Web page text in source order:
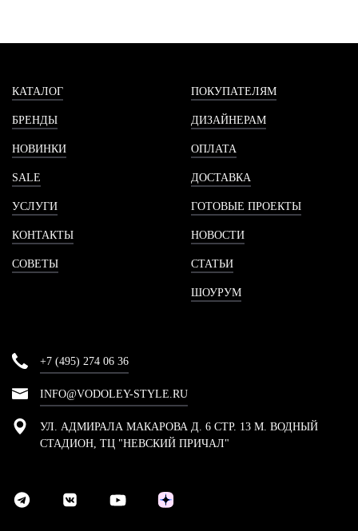
КАТАЛОГ
БРЕНДЫ
НОВИНКИ
SALE
УСЛУГИ
КОНТАКТЫ
СОВЕТЫ
ПОКУПАТЕЛЯМ
ДИЗАЙНЕРАМ
ОПЛАТА
ДОСТАВКА
ГОТОВЫЕ ПРОЕКТЫ
НОВОСТИ
СТАТЬИ
ШОУРУМ
+7 (495) 274 06 36
INFO@VODOLEY-STYLE.RU
УЛ. АДМИРАЛА МАКАРОВА Д. 6 СТР. 13 М. ВОДНЫЙ
СТАДИОН, ТЦ "НЕВСКИЙ ПРИЧАЛ"